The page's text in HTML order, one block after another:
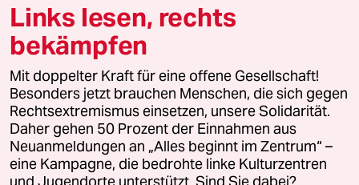
© 2026 taz Verlags und Vertriebs GmbH
Alle Rechte vorbehalten. Bei rechtlichen Fragen oder für Genehmigungen
wenden Sie sich bitte an
lizenzen@taz.de
Feedback Redaktionsstatut Kommune-Richtlinien
Leitlinie Informant Datenschutz Impressum AGB
Links lesen, rechts
bekämpfen
Mit doppelter Kraft für eine offene Gesellschaft!
Besonders jetzt brauchen Menschen, die sich gegen
Rechtsextremismus einsetzen, unsere Solidarität.
Daher gehen 50 Prozent der Einnahmen aus
Neuanmeldungen an „Alles beginnt im Zentrum“ –
eine Kampagne, die bedrohte linke Kulturzentren